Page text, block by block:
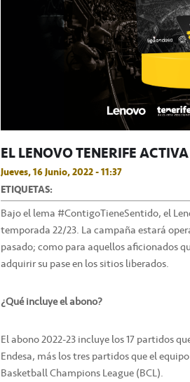
EL LENOVO TENERIFE
Jueves, 16 Junio, 2022 - 11:37
ETIQUETAS:
Bajo el lema #ContigoTieneSentido, el
temporada 22/23. La campaña estará
pasado; como para aquellos aficionados
adquirir su pase en los sitios liberados.
¿Qué incluye el abono?
El abono 2022-23 incluye los 17 partidos
Endesa, más los tres partidos que el
Basketball Champions League (BCL).